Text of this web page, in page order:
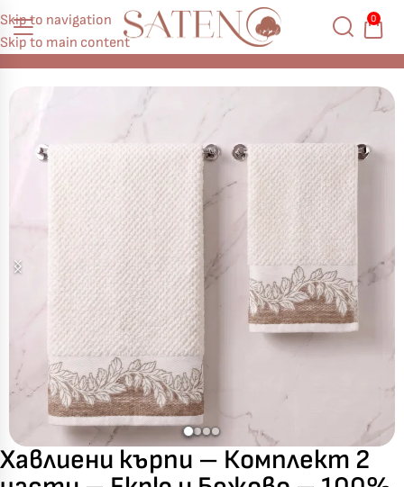
Skip to navigation
Skip to main content
0
Начало За банята Кърпи
Хавлиени кърпи – Комплект 2